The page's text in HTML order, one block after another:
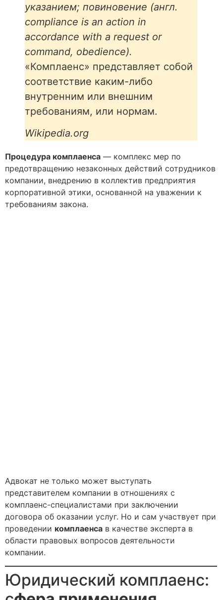
указанием; повиновение (англ.
compliance is an action in
accordance with a request or
command, obedience).
«Комплаенс» представляет собой
соответствие каким-либо
внутренним или внешним
требованиям, или нормам.
Wikipedia.org
Процедура комплаенса — комплекс мер по
предотвращению незаконных действий сотрудников
компании, внедрению в коллектив предприятия
корпоративной этики, основанной на уважении к
требованиям закона.
Адвокат не только может выступать
представителем компании в отношениях с
комплаенс-специалистами при заключении
договора об оказании услуг. Но и сам участвует при
проведении комплаенса в качестве эксперта в
области правовых вопросов деятельности
компании.
Юридический комплаенс: